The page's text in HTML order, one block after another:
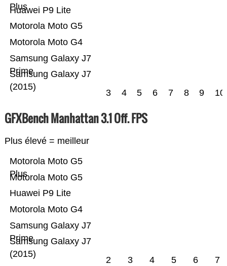
Samsung Galaxy J7
(2015)
Samsung Galaxy J7
Prime
Motorola Moto G4
Motorola Moto G5
Huawei P9 Lite
Plus
3 4 5 6 7 8 9 10
GFXBench Manhattan 3.1 Off. FPS
Plus élevé = meilleur
Samsung Galaxy J7
(2015)
Samsung Galaxy J7
Prime
Motorola Moto G4
Huawei P9 Lite
Motorola Moto G5
Motorola Moto G5
Plus
2 3 4 5 6 7